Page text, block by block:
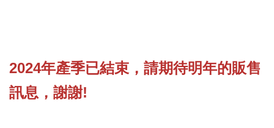
2024年產季已結束，請期待明年的販售
訊息，謝謝!